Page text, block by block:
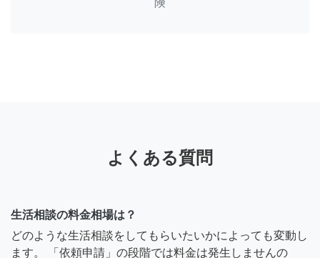
険
よくある質問
生活相談の料金相場は？
どのような生活相談をしてもらいたいかによっても変動し
ます。 「依頼申請」の段階では料金は発生しませんの